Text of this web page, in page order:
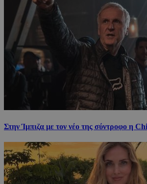
Στην Ίμπιζα με τον νέο της σύντροφο η